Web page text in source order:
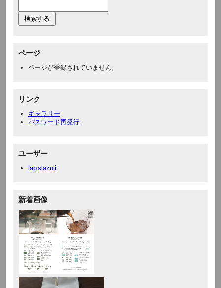
ページ
ページが登録されていません。
リンク
ギャラリー
パスワード再発行
ユーザー
lapislazuli
新着画像